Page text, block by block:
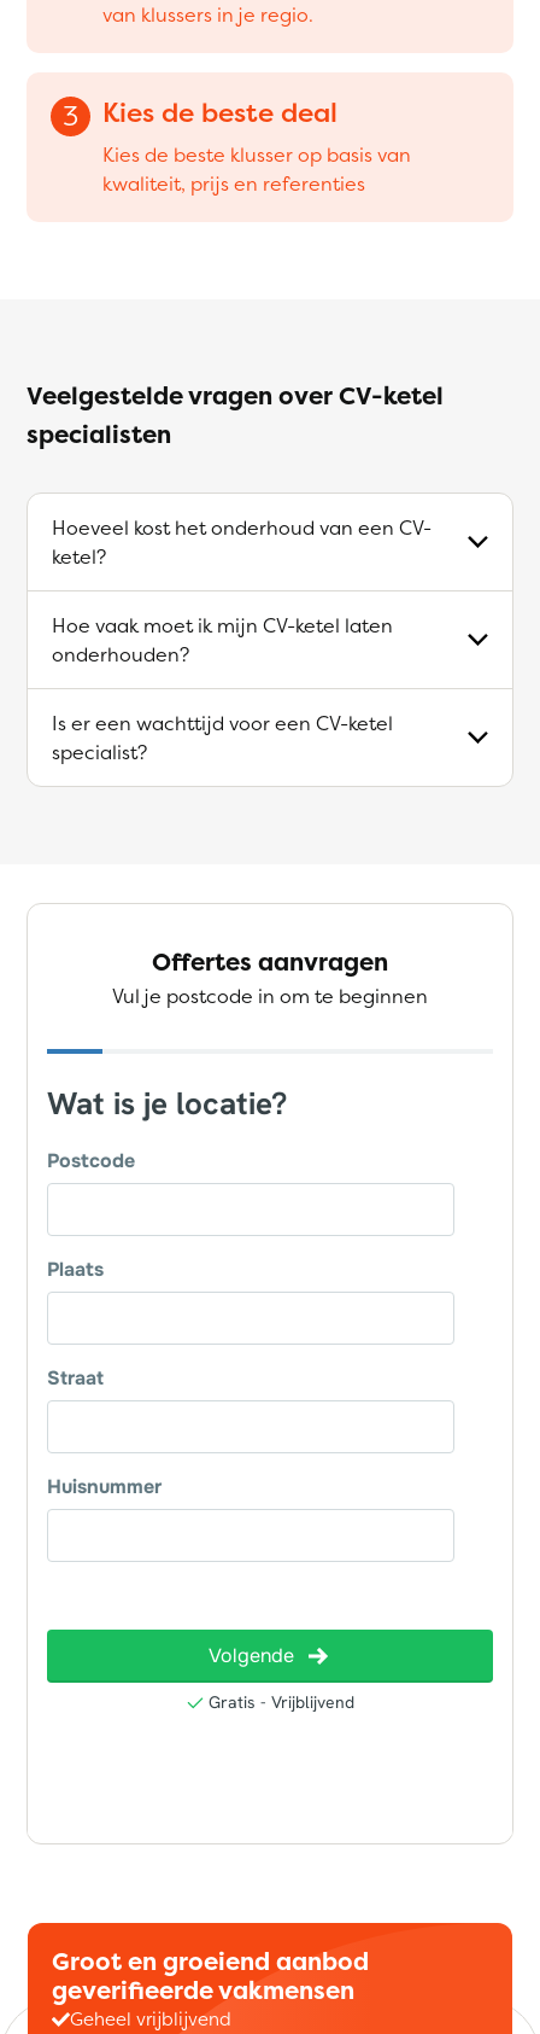
van klussers in je regio.
3 Kies de beste deal
Kies de beste klusser op basis van
kwaliteit, prijs en referenties
Veelgestelde vragen over CV-ketel
specialisten
Hoeveel kost het onderhoud van een CV-
ketel?
Hoe vaak moet ik mijn CV-ketel laten
onderhouden?
Is er een wachttijd voor een CV-ketel
specialist?
Offertes aanvragen
Vul je postcode in om te beginnen
Groot en groeiend aanbod
geverifieerde vakmensen
Geheel vrijblijvend